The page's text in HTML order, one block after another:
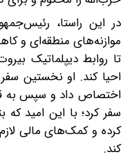
در این راستا،
موازنه‌های منطقه‌ای و
تا روابط دیپلماتیک
احیا کند. او نخستین
اختصاص داد و سپس به
سفر کرد؛ با این امید که
کرده و کمک‌های مالی
کند.